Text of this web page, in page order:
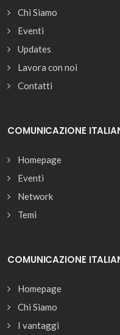
Chi Siamo
Eventi
Updates
Lavora con noi
Contatti
COMUNICAZIONE
Homepage
Eventi
Network
Temi
COMUNICAZIONE
Homepage
Chi Siamo
I vantaggi